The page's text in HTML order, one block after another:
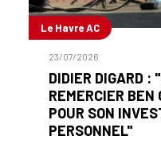
Le Havre AC
23/07/2026
DIDIER DIGARD
REMERCIER
POUR SON
PERSONNEL"